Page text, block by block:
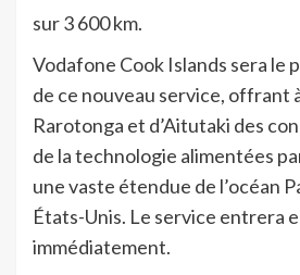
sur 3 600 km.
Vodafone Cook Islands sera le
de ce nouveau service, offrant
Rarotonga et d’Aitutaki des
de la technologie alimentées
une vaste étendue de l’océan
États-Unis. Le service entrera
immédiatement.